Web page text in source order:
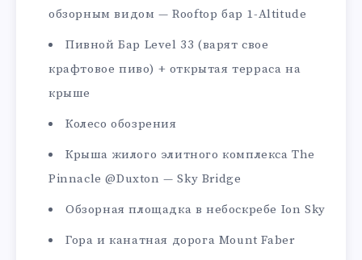
обзорным видом — Rooftop бар 1-Altitude
Пивной Бар Level 33 (варят свое
крафтовое пиво) + открытая терраса на
крыше
Колесо обозрения
Крыша жилого элитного комплекса The
Pinnacle @Duxton — Sky Bridge
Обзорная площадка в небоскребе Ion Sky
Гора и канатная дорога Mount Faber